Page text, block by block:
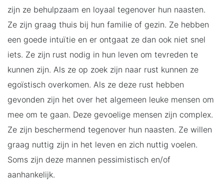
zijn ze behulpzaam en loyaal tegenover hun naasten.
Ze zijn graag thuis bij hun familie of gezin. Ze hebben
een goede intuïtie en er ontgaat ze dan ook niet snel
iets. Ze zijn rust nodig in hun leven om tevreden te
kunnen zijn. Als ze op zoek zijn naar rust kunnen ze
egoïstisch overkomen. Als ze deze rust hebben
gevonden zijn het over het algemeen leuke mensen om
mee om te gaan. Deze gevoelige mensen zijn complex.
Ze zijn beschermend tegenover hun naasten. Ze willen
graag nuttig zijn in het leven en zich nuttig voelen.
Soms zijn deze mannen pessimistisch en/of
aanhankelijk.